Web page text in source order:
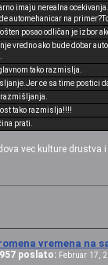
imaju nerealna
automehanicar na
posao odličan je izbor
vredno ako bude dobar
tako razmislja.
ce sa time postici
tako razmislja!!!!
prati.
vec kulture drustva
vremena na
poslato: Februar 17,